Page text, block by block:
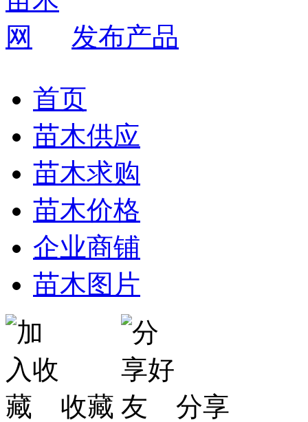
发布产品
首页
苗木供应
苗木求购
苗木价格
企业商铺
苗木图片
收藏 分享